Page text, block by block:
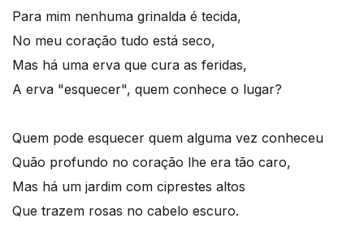
Para mim nenhuma grinalda é tecida,
No meu coração tudo está seco,
Mas há uma erva que cura as feridas,
A erva "esquecer", quem conhece o lugar?
Quem pode esquecer quem alguma vez conheceu
Quão profundo no coração lhe era tão caro,
Mas há um jardim com ciprestes altos
Que trazem rosas no cabelo escuro.